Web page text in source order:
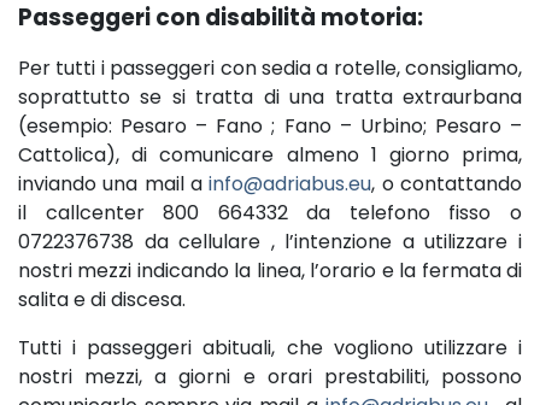
Passeggeri con disabilità motoria:
Per tutti i passeggeri con sedia a rotelle, consigliamo,
soprattutto se si tratta di una tratta extraurbana
(esempio: Pesaro – Fano ; Fano – Urbino; Pesaro –
Cattolica), di comunicare almeno 1 giorno prima,
inviando una mail ainfo@adriabus.eu, o contattando
il callcenter 800 664332 da telefono fisso o
0722376738 da cellulare , l’intenzione a utilizzare i
nostri mezzi indicando la linea, l’orario e la fermata di
salita e di discesa.
Tutti i passeggeri abituali, che vogliono utilizzare i
nostri mezzi, a giorni e orari prestabiliti, possono